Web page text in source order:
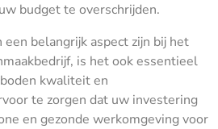
budget te overschrijden.
belangrijk aspect zijn bij het
is het ook essentieel
kwaliteit en
te zorgen dat uw investering
en gezonde werkomgeving voor